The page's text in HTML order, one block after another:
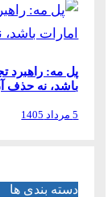
پل مه: راهبرد
باشد، نه حذف
5 مرداد 1405
دسته بندی ها